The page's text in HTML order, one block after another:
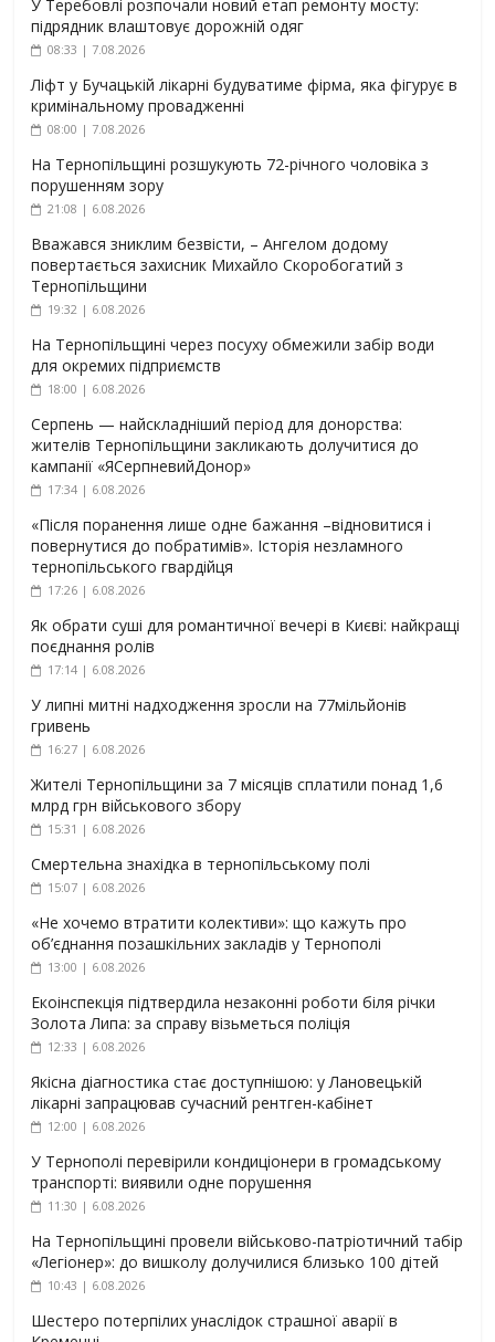
У Теребовлі розпочали новий етап ремонту мосту:
підрядник влаштовує дорожній одяг
08:33 | 7.08.2026
Ліфт у Бучацькій лікарні будуватиме фірма, яка фігурує в
кримінальному провадженні
08:00 | 7.08.2026
На Тернопільщині розшукують 72-річного чоловіка з
порушенням зору
21:08 | 6.08.2026
Вважався зниклим безвісти, – Ангелом додому
повертається захисник Михайло Скоробогатий з
Тернопільщини
19:32 | 6.08.2026
На Тернопільщині через посуху обмежили забір води
для окремих підприємств
18:00 | 6.08.2026
Серпень — найскладніший період для донорства:
жителів Тернопільщини закликають долучитися до
кампанії «ЯСерпневийДонор»
17:34 | 6.08.2026
«Після поранення лише одне бажання –відновитися і
повернутися до побратимів». Історія незламного
тернопільського гвардійця
17:26 | 6.08.2026
Як обрати суші для романтичної вечері в Києві: найкращі
поєднання ролів
17:14 | 6.08.2026
У липні митні надходження зросли на 77мільйонів
гривень
16:27 | 6.08.2026
Жителі Тернопільщини за 7 місяців сплатили понад 1,6
млрд грн військового збору
15:31 | 6.08.2026
Смертельна знахідка в тернопільському полі
15:07 | 6.08.2026
«Не хочемо втратити колективи»: що кажуть про
об’єднання позашкільних закладів у Тернополі
13:00 | 6.08.2026
Екоінспекція підтвердила незаконні роботи біля річки
Золота Липа: за справу візьметься поліція
12:33 | 6.08.2026
Якісна діагностика стає доступнішою: у Лановецькій
лікарні запрацював сучасний рентген-кабінет
12:00 | 6.08.2026
У Тернополі перевірили кондиціонери в громадському
транспорті: виявили одне порушення
11:30 | 6.08.2026
На Тернопільщині провели військово-патріотичний табір
«Легіонер»: до вишколу долучилися близько 100 дітей
10:43 | 6.08.2026
Шестеро потерпілих унаслідок страшної аварії в